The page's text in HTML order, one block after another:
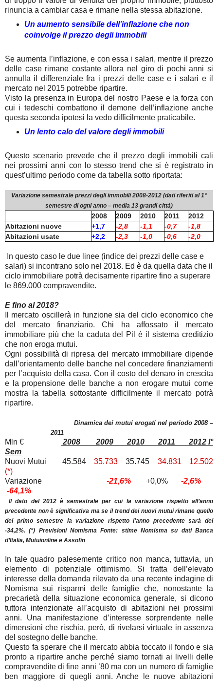
rinuncia a cambiar casa e rimane nella stessa abitazione.
Un aumento sensibile dell’inflazione che non
coinvolge il prezzo degli immobili
Se aumenta l’inflazione, e con essa i salari, mentre il prezzo
delle case rimane costante allora nel giro di pochi anni si
annulla il differenziale fra i prezzi delle case e i salari e il
mercato nel 2015 potrebbe ripartire.
Visto la presenza in Europa del nostro Paese e la forza con
cui i tedeschi combattono il demone dell’inflazione anche
questa seconda ipotesi la vedo difficilmente praticabile.
Un lento calo del valore degli immobili
Questo scenario prevede che il prezzo degli immobili cali
nei prossimi anni con lo stesso trend che si è registrato in
quest’ultimo periodo come da tabella sotto riportata:
Variazione semestrale prezzi degli immobili 2008-2012 (dati riferiti al 1°
semestre di ogni anno – media 13 grandi città)
2008 2009 2010 2011
2012
Abitazioni nuove
+1,7 -2,8 -1,1 -0,7
-1,8
Abitazioni usate
+2,2 -2,3 -1,0 -0,6 -2,0
In questo caso le due linee (indice dei prezzi delle case e
salari) si incontrano solo nel 2018. Ed è da quella data che il
ciclo immobiliare potrà decisamente ripartire fino a superare
le 869.000 compravendite.
E fino al 2018?
Il mercato oscillerà in funzione sia del ciclo economico che
del mercato finanziario. Chi ha affossato il mercato
immobiliare più che la caduta del Pil è il sistema creditizio
che non eroga mutui.
Ogni possibilità di ripresa del mercato immobiliare dipende
dall’orientamento delle banche nel concedere finanziamenti
per l’acquisto della casa. Con il costo del denaro in crescita
e la propensione delle banche a non erogare mutui come
mostra la tabella sottostante difficilmente il mercato potrà
ripartire.
Dinamica dei mutui erogati nel periodo 2008 –
2011
Mln €
2008 2009 2010 2011 2012 I°
Sem
Nuovi Mutui 45.58435.733 35.745 34.831 12.502
(*)
Variazione -21,6% +0,0% -2,6%
-64,1%
Il dato del 2012 è semestrale per cui la variazione rispetto all’anno
precedente non è significativa ma se il trend dei nuovi mutui rimane quello
del primo semestre la variazione rispetto l’anno precedente sarà del
-34,2%. (*) Previsioni Nomisma Fonte: stime Nomisma su dati Banca
d’Italia, Mutuionline e Assofin
In tale quadro palesemente critico non manca, tuttavia, un
elemento di potenziale ottimismo. Si tratta dell’elevato
interesse della domanda rilevato da una recente indagine di
Nomisma sui risparmi delle famiglie che, nonostante la
precarietà della situazione economica generale, si dicono
tuttora intenzionate all’acquisto di abitazioni nei prossimi
anni. Una manifestazione d’interesse sorprendente nelle
dimensioni che rischia, però, di rivelarsi virtuale in assenza
del sostegno delle banche.
Questo fa sperare che il mercato abbia toccato il fondo e sia
pronto a ripartire anche perché siamo tornati ai livelli delle
compravendite di fine anni ’80 ma con un numero di famiglie
ben maggiore di quegli anni. Anche le nuove abitazioni